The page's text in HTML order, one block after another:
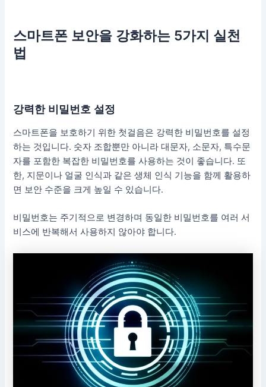
스마트폰 보안을 강화하는 5가지 실천
법
강력한 비밀번호 설정
스마트폰을 보호하기 위한 첫걸음은 강력한 비밀번호를 설정
하는 것입니다. 숫자 조합뿐만 아니라 대문자, 소문자, 특수문
자를 포함한 복잡한 비밀번호를 사용하는 것이 좋습니다. 또
한, 지문이나 얼굴 인식과 같은 생체 인식 기능을 함께 활용하
면 보안 수준을 크게 높일 수 있습니다.
비밀번호는 주기적으로 변경하며 동일한 비밀번호를 여러 서
비스에 반복해서 사용하지 않아야 합니다.